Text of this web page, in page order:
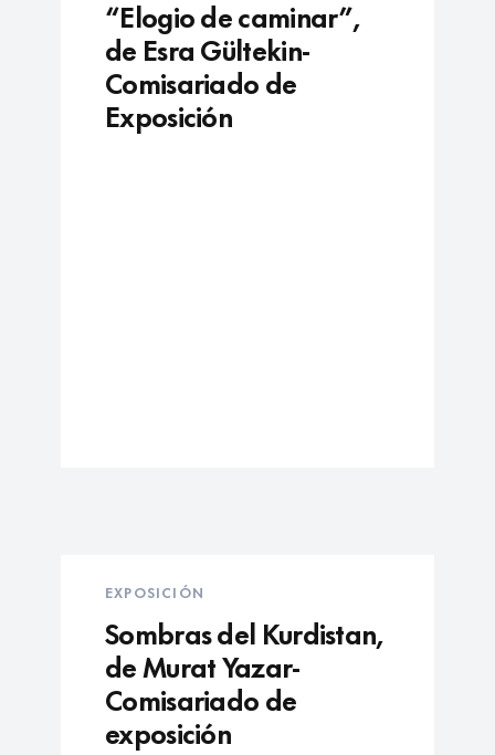
“Elogio de caminar”,
de Esra Gültekin-
Comisariado de
Exposición
EXPOSICIÓN
Sombras del Kurdistan,
de Murat Yazar-
Comisariado de
exposición